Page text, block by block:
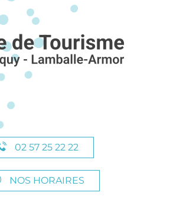
02 57 25 22 22
NOS HORAIRES